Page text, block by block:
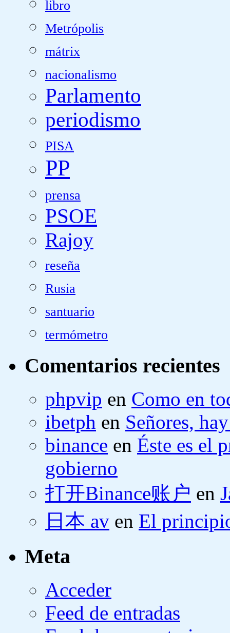
libro
Metrópolis
mátrix
nacionalismo
Parlamento
periodismo
PISA
PP
prensa
PSOE
Rajoy
reseña
Rusia
santuario
termómetro
Comentarios recientes
phpvip en Como en
ibetph en Señores,
binance en Éste es el
gobierno
打开Binance账户 en
日本 av en El
Meta
Acceder
Feed de entradas